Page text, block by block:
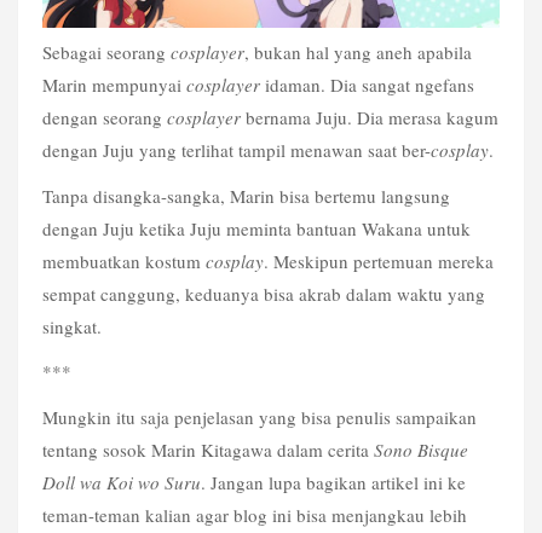
Sebagai seorang cosplayer, bukan hal yang aneh apabila
Marin mempunyai cosplayer idaman. Dia sangat ngefans
dengan seorang cosplayer bernama Juju. Dia merasa kagum
dengan Juju yang terlihat tampil menawan saat ber-cosplay.
Tanpa disangka-sangka, Marin bisa bertemu langsung
dengan Juju ketika Juju meminta bantuan Wakana untuk
membuatkan kostum cosplay. Meskipun pertemuan mereka
sempat canggung, keduanya bisa akrab dalam waktu yang
singkat.
***
Mungkin itu saja penjelasan yang bisa penulis sampaikan
tentang sosok Marin Kitagawa dalam cerita Sono Bisque
Doll wa Koi wo Suru. Jangan lupa bagikan artikel ini ke
teman-teman kalian agar blog ini bisa menjangkau lebih